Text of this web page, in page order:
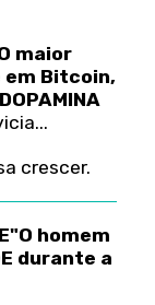
maior
em Bitcoin,
crescer.
"O homem
durante a